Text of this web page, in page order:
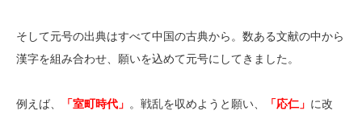
そして元号の出典はすべて中国の古典から。数ある文献の中から
漢字を組み合わせ、願いを込めて元号にしてきました。
例えば、 「室町時代」 。戦乱を収めようと願い、 「応仁」 に改